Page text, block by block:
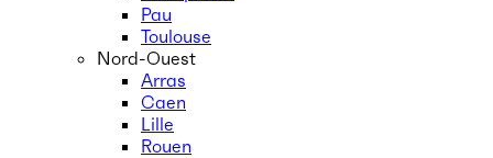
Pau
Toulouse
Nord-Ouest
Arras
Caen
Lille
Rouen